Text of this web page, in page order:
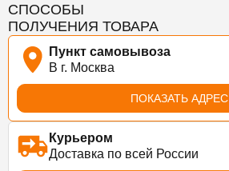
СПОСОБЫ
ПОЛУЧЕНИЯ ТОВАРА
Пункт самовывоза
В г. Москва
ПОКАЗАТЬ АДРЕС
Курьером
Доставка по всей России